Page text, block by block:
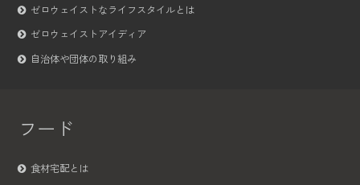
ゼロウェイストなライフスタイルとは
ゼロウェイストアイディア
自治体や団体の取り組み
フード
食材宅配とは